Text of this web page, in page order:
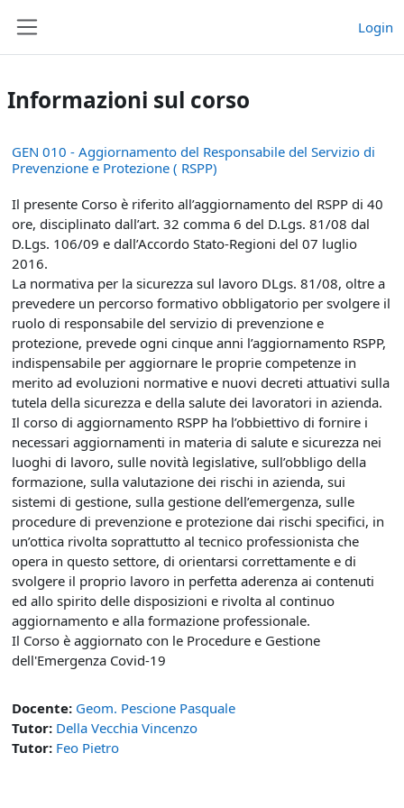
Login
Informazioni sul corso
GEN 010 - Aggiornamento del Responsabile del Servizio di
Prevenzione e Protezione ( RSPP)
Il presente Corso è riferito all’aggiornamento del RSPP di 40
ore, disciplinato dall’art. 32 comma 6 del D.Lgs. 81/08 dal
D.Lgs. 106/09 e dall’Accordo Stato-Regioni del 07 luglio
2016.
La normativa per la sicurezza sul lavoro DLgs. 81/08, oltre a
prevedere un percorso formativo obbligatorio per svolgere il
ruolo di responsabile del servizio di prevenzione e
protezione, prevede ogni cinque anni l’aggiornamento RSPP,
indispensabile per aggiornare le proprie competenze in
merito ad evoluzioni normative e nuovi decreti attuativi sulla
tutela della sicurezza e della salute dei lavoratori in azienda.
Il corso di aggiornamento RSPP ha l’obbiettivo di fornire i
necessari aggiornamenti in materia di salute e sicurezza nei
luoghi di lavoro, sulle novità legislative, sull’obbligo della
formazione, sulla valutazione dei rischi in azienda, sui
sistemi di gestione, sulla gestione dell’emergenza, sulle
procedure di prevenzione e protezione dai rischi specifici, in
un’ottica rivolta soprattutto al tecnico professionista che
opera in questo settore, di orientarsi correttamente e di
svolgere il proprio lavoro in perfetta aderenza ai contenuti
ed allo spirito delle disposizioni e rivolta al continuo
aggiornamento e alla formazione professionale.
Il Corso è aggiornato con le Procedure e Gestione
dell'Emergenza Covid-19
Docente: Geom. Pescione Pasquale
Tutor: Della Vecchia Vincenzo
Tutor: Feo Pietro